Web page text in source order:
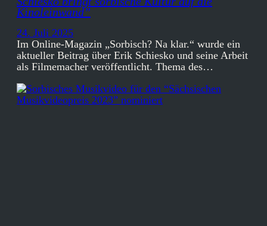
Kinoleinwand”
24. Juli 2025
Im Online-Magazin „Sorbisch? Na klar.“ wurde ein
aktueller Beitrag über Erik Schiesko und seine Arbeit
als Filmemacher veröffentlicht. Thema des…